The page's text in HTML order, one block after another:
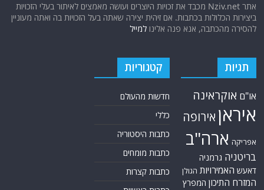
אתר Nziv.net מכבד את זכויות היוצרים ועושה מאמצים לאיתור בעלי הזכויות
ביצירות הכלולות בכתבות. אם זיהית יצירה שאתה בעל הזכויות בה ואתה מעוניין
להסירה מהכתבה, אנא פנה אלינולמייל
תגיות
או"ם אוקראינה
איראן אירופה
אפריקה ארה"ב
בריטניה גרמניה
דאעש האמירויות הגולן
המזרח התיכון המפרץ
קטגוריות
חדשות מהעולם
כללי
כתבות היסטוריה
כתבות מומחים
כתבות קצרות